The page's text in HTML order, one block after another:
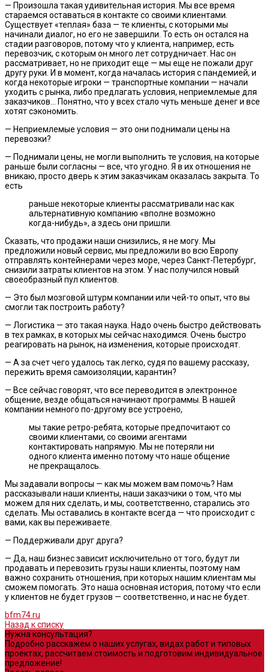
— Произошла такая удивительная история. Мы все время
стараемся оставаться в контакте со своими клиентами.
Существует «теплая» база — те клиенты, с которыми мы
начинали диалог, но его не завершили. То есть он остался на
стадии разговоров, потому что у клиента, например, есть
перевозчик, с которым он много лет сотрудничает. Нас он
рассматривает, но не приходит еще — мы еще не пожали друг
другу руки. И в момент, когда началась история с пандемией, и
когда некоторые игроки — транспортные компании — начали
уходить с рынка, либо предлагать условия, неприемлемые для
заказчиков… Понятно, что у всех стало чуть меньше денег и все
хотят сэкономить.
— Неприемлемые условия — это они поднимали цены на
перевозки?
— Поднимали цены, не могли выполнить те условия, на которые
раньше были согласны — все, что угодно. Я в их отношения не
вникаю, просто дверь к этим заказчикам оказалась закрыта. То
есть
раньше некоторые клиенты рассматривали нас как
альтернативную компанию «вполне возможно
когда-нибудь», а здесь они пришли.
Сказать, что продажи наши снизились, я не могу. Мы
предложили новый сервис, мы предложили во всю Европу
отправлять контейнерами через море, через Санкт-Петербург,
снизили затраты клиентов на этом. У нас получился новый
своеобразный пул клиентов.
— Это был мозговой штурм компании или чей-то опыт, что вы
смогли так построить работу?
— Логистика — это такая наука. Надо очень быстро действовать
в тех рамках, в которых мы сейчас находимся. Очень быстро
реагировать на рынок, на изменения, которые происходят.
— А за счет чего удалось так легко, судя по вашему рассказу,
пережить время самоизоляции, карантин?
— Все сейчас говорят, что все переводится в электронное
общение, везде общаться начинают программы. В нашей
компании немного по-другому все устроено,
мы такие ретро-ребята, которые предпочитают со
своими клиентами, со своими агентами
контактировать напрямую. Мы не потеряли ни
одного клиента именно потому что наше общение
не прекращалось.
Мы задавали вопросы — как мы можем вам помочь? Нам
рассказывали наши клиенты, наши заказчики о том, что мы
можем для них сделать, и мы, соответственно, старались это
сделать. Мы оставались в контакте всегда — что происходит с
вами, как вы переживаете.
— Поддерживали друг друга?
— Да, наш бизнес зависит исключительно от того, будут ли
продавать и перевозить грузы наши клиенты, поэтому нам
важно сохранить отношения, при которых нашим клиентам мы
сможем помогать. Это наша основная история, потому что если
у клиентов не будет грузов — соответственно, и нас не будет.
bfm74.ru
Назад к списку
Нужна консультация?
Подробно расскажем о наших услугах, видах работ и типовых
проектах, рассчитаем стоимость и подготовим индивидуальное
предложение!